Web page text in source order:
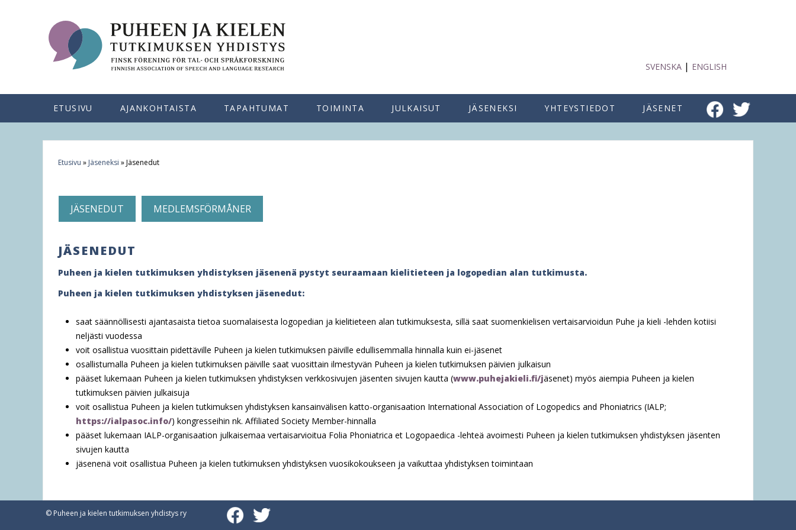
SVENSKA | ENGLISH
o
r
e
h
Etusivu » Jäseneksi »Jäsenedut
JÄSENEDUT MEDLEMSFÖRMÅNER
JÄSENEDUT
Puheen ja kielen tutkimuksen yhdistyksen jäsenenä pystyt seuraamaan kielitieteen ja logopedian alan tutkimusta.
Puheen ja kielen tutkimuksen yhdistyksen jäsenedut:
saat säännöllisesti ajantasaista tietoa suomalaisesta logopedian ja kielitieteen alan tutkimuksesta, sillä saat suomenkielisen vertaisarvioidun Puhe ja kieli -lehden kotiisi
neljästi vuodessa
voit osallistua vuosittain pidettäville Puheen ja kielen tutkimuksen päiville edullisemmalla hinnalla kuin ei-jäsenet
osallistumalla Puheen ja kielen tutkimuksen päiville saat vuosittain ilmestyvän Puheen ja kielen tutkimuksen päivien julkaisun
pääset lukemaan Puheen ja kielen tutkimuksen yhdistyksen verkkosivujen jäsenten sivujen kautta (www.puhejakieli.fi/jäsenet) myös aiempia Puheen ja kielen
tutkimuksen päivien julkaisuja
voit osallistua Puheen ja kielen tutkimuksen yhdistyksen kansainvälisen katto-organisaation International Association of Logopedics and Phoniatrics (IALP;
https://ialpasoc.info/) kongresseihin nk. Affiliated Society Member-hinnalla
pääset lukemaan IALP-organisaation julkaisemaa vertaisarvioitua Folia Phoniatrica et Logopaedica -lehteä avoimesti Puheen ja kielen tutkimuksen yhdistyksen jäsenten
sivujen kautta
jäsenenä voit osallistua Puheen ja kielen tutkimuksen yhdistyksen vuosikokoukseen ja vaikuttaa yhdistyksen toimintaan
ETUSIVU AJANKOHTAISTA TAPAHTUMAT TOIMINTA JULKAISUT JÄSENEKSI YHTEYSTIEDOT JÄSENET
© Puheen ja kielen tutkimuksen yhdistys ry